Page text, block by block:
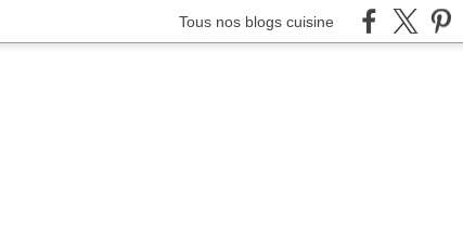
Tous nos blogs cuisine